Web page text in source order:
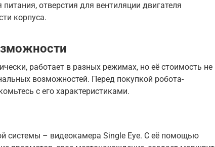
отверстия для вентиляции двигателя
корпуса.
работает в разных режимах, но её стоимость не
возможностей. Перед покупкой робота-
с его характеристиками.
системы – видеокамера Single Eye. С её помощью